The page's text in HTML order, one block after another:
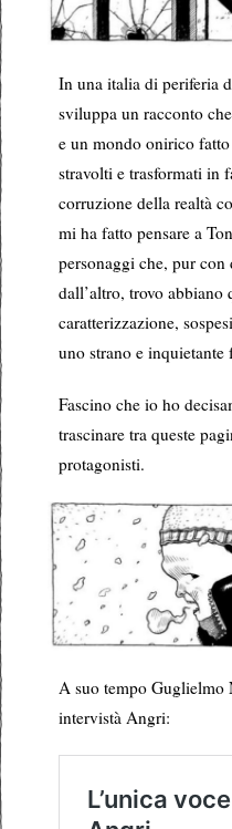
In una italia di periferia
sviluppa un racconto
e un mondo onirico
stravolti e trasformati in
corruzione della realtà
mi ha fatto pensare a
personaggi che, pur
dall’altro, trovo abbiano
caratterizzazione,
uno strano e inquietante
Fascino che io ho
trascinare tra queste
protagonisti.
A suo tempo Guglielmo
intervistà Angri: